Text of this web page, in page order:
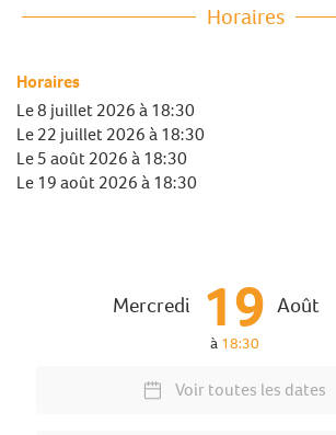
Horaires
Horaires
Le8 juillet 2026à 18:30
Le22 juillet 2026à 18:30
Le5 août 2026à 18:30
Le19 août 2026à 18:30
Mercredi 19 Août
à 18:30
Voir toutes les dates